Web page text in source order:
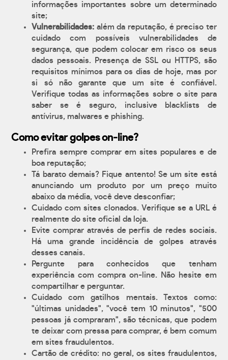
informações importantes sobre um determinado
site;
Vulnerabilidades: além da reputação, é preciso ter
cuidado com possíveis vulnerabilidades de
segurança, que podem colocar em risco os seus
dados pessoais. Presença de SSL ou HTTPS, são
requisitos mínimos para os dias de hoje, mas por
si só não garante que um site é confiável.
Verifique todas as informações sobre o site para
saber se é seguro, inclusive blacklists de
antívirus, malwares e phishing.
Como evitar golpes on-line?
Prefira sempre comprar em sites populares e de
boa reputação;
Tá barato demais? Fique antento! Se um site está
anunciando um produto por um preço muito
abaixo da média, você deve desconfiar;
Cuidado com sites clonados. Verifique se a URL é
realmente do site oficial da loja.
Evite comprar através de perfis de redes sociais.
Há uma grande incidência de golpes através
desses canais.
Pergunte para conhecidos que tenham
experiência com compra on-line. Não hesite em
compartilhar e perguntar.
Cuidado com gatilhos mentais. Textos como:
"últimas unidades", "você tem 10 minutos", "500
pessoas já compraram", são técnicas, que podem
te deixar com pressa para comprar, é bem comum
em sites fraudulentos.
Cartão de crédito: no geral, os sites fraudulentos,